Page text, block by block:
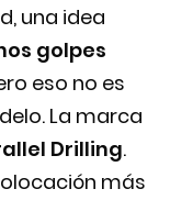
una idea
golpes
eso no es
La marca
Drilling.
más